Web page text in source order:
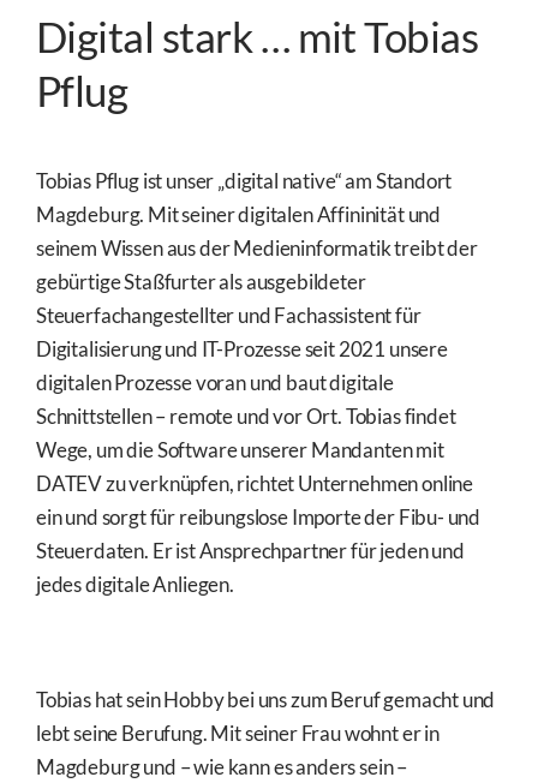
Digital stark … mit Tobias
Pflug
Tobias Pflug ist unser „digital native“ am Standort
Magdeburg. Mit seiner digitalen Affininität und
seinem Wissen aus der Medieninformatik treibt der
gebürtige Staßfurter als ausgebildeter
Steuerfachangestellter und Fachassistent für
Digitalisierung und IT-Prozesse seit 2021 unsere
digitalen Prozesse voran und baut digitale
Schnittstellen – remote und vor Ort. Tobias findet
Wege, um die Software unserer Mandanten mit
DATEV zu verknüpfen, richtet Unternehmen online
ein und sorgt für reibungslose Importe der Fibu- und
Steuerdaten. Er ist Ansprechpartner für jeden und
jedes digitale Anliegen.
Tobias hat sein Hobby bei uns zum Beruf gemacht und
lebt seine Berufung. Mit seiner Frau wohnt er in
Magdeburg und – wie kann es anders sein –